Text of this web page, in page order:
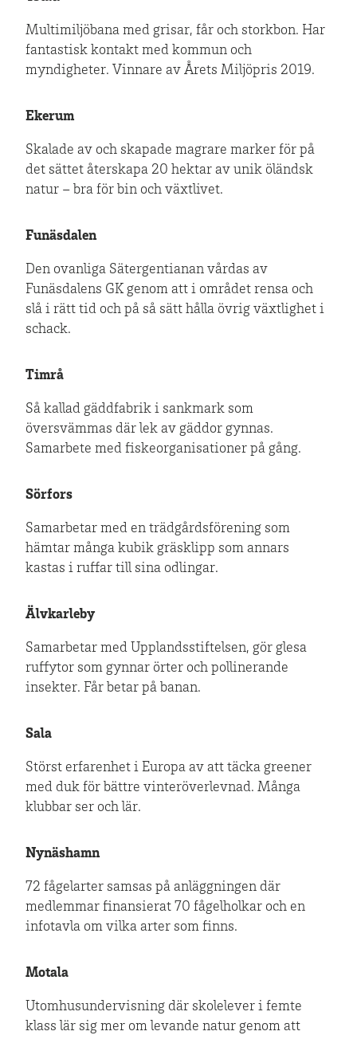
Multimiljöbana med grisar, får och storkbon. Har
fantastisk kontakt med kommun och
myndigheter. Vinnare av Årets Miljöpris 2019.
Ekerum
Skalade av och skapade magrare marker för på
det sättet återskapa 20 hektar av unik öländsk
natur – bra för bin och växtlivet.
Funäsdalen
Den ovanliga Sätergentianan vårdas av
Funäsdalens GK genom att i området rensa och
slå i rätt tid och på så sätt hålla övrig växtlighet i
schack.
Timrå
Så kallad gäddfabrik i sankmark som
översvämmas där lek av gäddor gynnas.
Samarbete med fiskeorganisationer på gång.
Sörfors
Samarbetar med en trädgårdsförening som
hämtar många kubik gräsklipp som annars
kastas i ruffar till sina odlingar.
Älvkarleby
Samarbetar med Upplandsstiftelsen, gör glesa
ruffytor som gynnar örter och pollinerande
insekter. Får betar på banan.
Sala
Störst erfarenhet i Europa av att täcka greener
med duk för bättre vinteröverlevnad. Många
klubbar ser och lär.
Nynäshamn
72 fågelarter samsas på anläggningen där
medlemmar finansierat 70 fågelholkar och en
infotavla om vilka arter som finns.
Motala
Utomhusundervisning där skolelever i femte
klass lär sig mer om levande natur genom att